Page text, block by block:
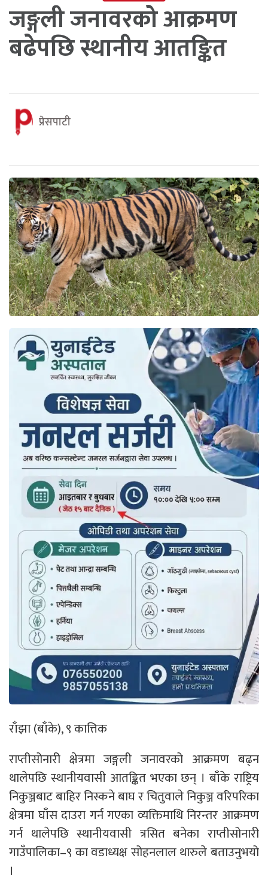
जङ्गली जनावरको आक्रमण
बढेपछि स्थानीय आतङ्कित
प्रेसपाटी
राँझा (बाँके), ९ कात्तिक
राप्तीसोनारी क्षेत्रमा जङ्गली जनावरको आक्रमण बढ्न
थालेपछि स्थानीयवासी आतङ्कित भएका छन् । बाँके राष्ट्रिय
निकुञ्जबाट बाहिर निस्कने बाघ र चितुवाले निकुञ्ज वरिपरिका
क्षेत्रमा घाँस दाउरा गर्न गएका व्यक्तिमाथि निरन्तर आक्रमण
गर्न थालेपछि स्थानीयवासी त्रसित बनेका राप्तीसोनारी
गाउँपालिका–९ का वडाध्यक्ष सोहनलाल थारुले बताउनुभयो
।